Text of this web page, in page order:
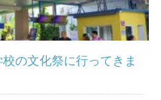
の文化祭に行ってきま